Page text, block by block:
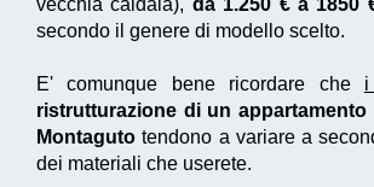
vecchia caldaia), da 1.250 € a 1850
secondo il genere di modello scelto.
E' comunque bene ricordare che i
ristrutturazione di un appartamento
Montaguto tendono a variare a
dei materiali che userete.